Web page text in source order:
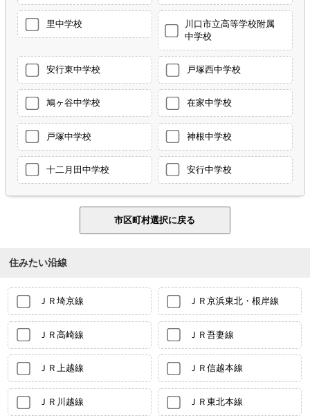
里中学校
川口市立高等学校附属
中学校
安行東中学校 戸塚西中学校
鳩ヶ谷中学校 在家中学校
戸塚中学校 神根中学校
十二月田中学校 安行中学校
住みたい沿線
ＪＲ埼京線 ＪＲ京浜東北・根岸線
ＪＲ高崎線 ＪＲ吾妻線
ＪＲ上越線 ＪＲ信越本線
ＪＲ川越線 ＪＲ東北本線